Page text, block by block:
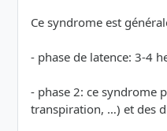
Ce syndrome est
- phase de latence: 3-4
- phase 2: ce syndrome
transpiration, …) et des